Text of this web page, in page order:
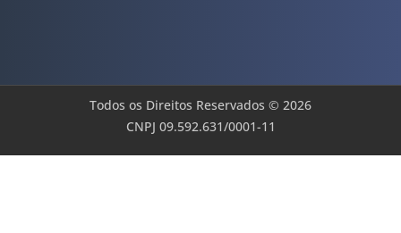
Todos os Direitos Reservados © 2026
CNPJ 09.592.631/0001-11